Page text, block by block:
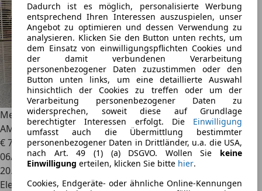
Dadurch ist es möglich, personalisierte Werbung
entsprechend Ihren Interessen auszuspielen, unser
Angebot zu optimieren und dessen Verwendung zu
analysieren. Klicken Sie den Button unten rechts, um
dem Einsatz von einwilligungspflichten Cookies und
der damit verbundenen Verarbeitung
personenbezogener Daten zuzustimmen oder den
Button unten links, um eine detaillierte Auswahl
hinsichtlich der Cookies zu treffen oder um der
Verarbeitung personenbezogener Daten zu
widersprechen, soweit diese auf Grundlage
berechtigter Interessen erfolgt. Die Einwilligung
umfasst auch die Übermittlung bestimmter
personenbezogener Daten in Drittländer, u.a. die USA,
nach Art. 49 (1) (a) DSGVO. Wollen Sie keine
Einwilligung erteilen, klicken Sie bitte hier.
Cookies, Endgeräte- oder ähnliche Online-Kennungen
Mercedes-Benz EQS 580 4Matic Edition 1
AMG+Hyperscreen+360°
€ 78.9001
06/2023
20.000 km
Elektro